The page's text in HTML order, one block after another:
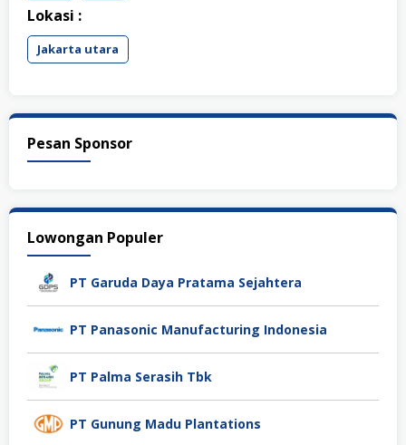
Lokasi :
Jakarta utara
Pesan Sponsor
Lowongan Populer
PT Garuda Daya Pratama Sejahtera
PT Panasonic Manufacturing Indonesia
PT Palma Serasih Tbk
PT Gunung Madu Plantations